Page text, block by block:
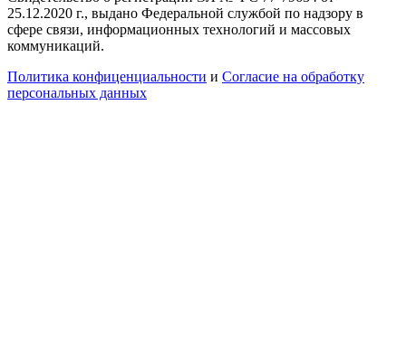
25.12.2020 г., выдано Федеральной службой по надзору в
сфере связи, информационных технологий и массовых
коммуникаций.
Политика конфиценциальности и Согласие на обработку
персональных данных